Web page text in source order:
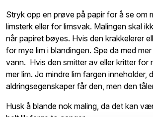
Stryk opp en prøve på papir for å se om
limsterk eller for limsvak. Malingen skal
når papiret bøyes. Hvis den krakkelerer
for mye lim i blandingen. Spe da med
vann. Hvis den smitter av eller kritter for
mer lim. Jo mindre lim fargen inneholder,
aldringsegenskaper får den, men den
Husk å blande nok maling, da det kan